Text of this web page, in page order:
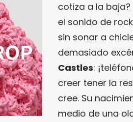
cotiza a la
el sonido de
sin sonar a
demasiado
Castles:
creer tener la
cree. Su
medio de una